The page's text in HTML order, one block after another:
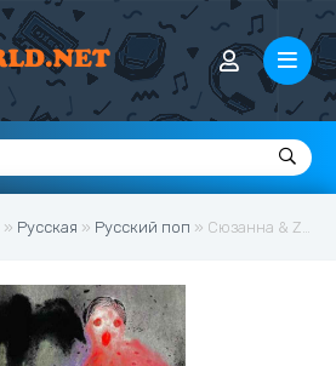
» Русская » Русский поп » Сюзанна & Zavet - Змеем